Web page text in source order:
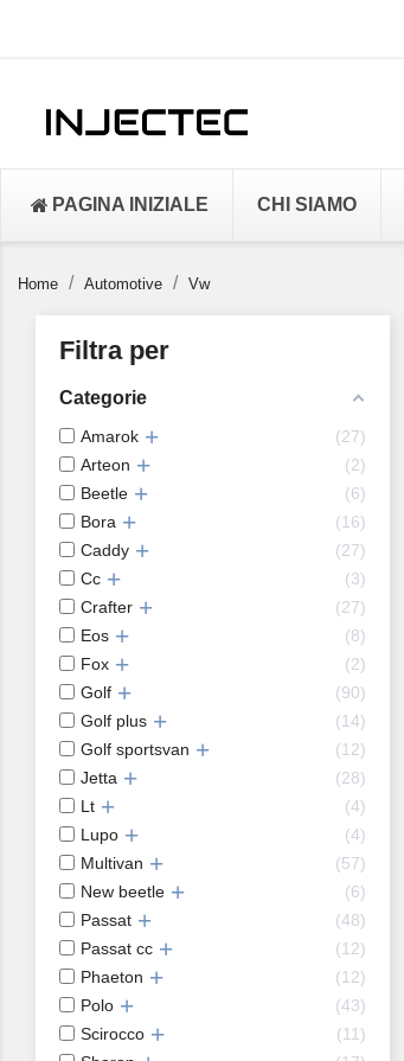
PAGINA INIZIALE CHI SIAMO
Home Automotive Vw
Filtra per
Categorie
Amarok
27
Arteon
2
Beetle
6
Bora
16
Caddy
27
Cc
3
Crafter
27
Eos
8
Fox
2
Golf
90
Golf plus
14
Golf sportsvan
12
Jetta
28
Lt
4
Lupo
4
Multivan
57
New beetle
6
Passat
48
Passat cc
12
Phaeton
12
Polo
43
Scirocco
11